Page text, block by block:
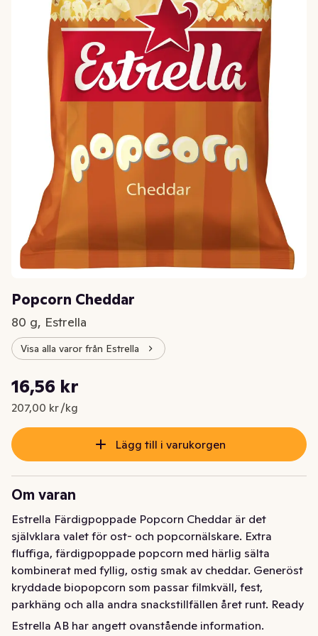
Popcorn Cheddar
80 g, Estrella
Visa alla varor från Estrella
Nuvarande pris är: 16,56 kr
16,56 kr
207,00 kr /kg
Styckpris: 207,00 kr /kg
Lägg till i varukorgen
Om varan
Estrella Färdigpoppade Popcorn Cheddar är det
självklara valet för ost- och popcornälskare. Extra
fluffiga, färdigpoppade popcorn med härlig sälta
kombinerat med fyllig, ostig smak av cheddar. Generöst
kryddade biopopcorn som passar filmkväll, fest,
parkhäng och alla andra snackstillfällen året runt. Ready
to eat och perfekta att dela med kompisen.
Estrella AB har angett ovanstående information.